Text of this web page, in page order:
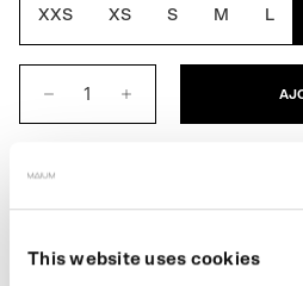
This website uses cookies
XXS XS S M L